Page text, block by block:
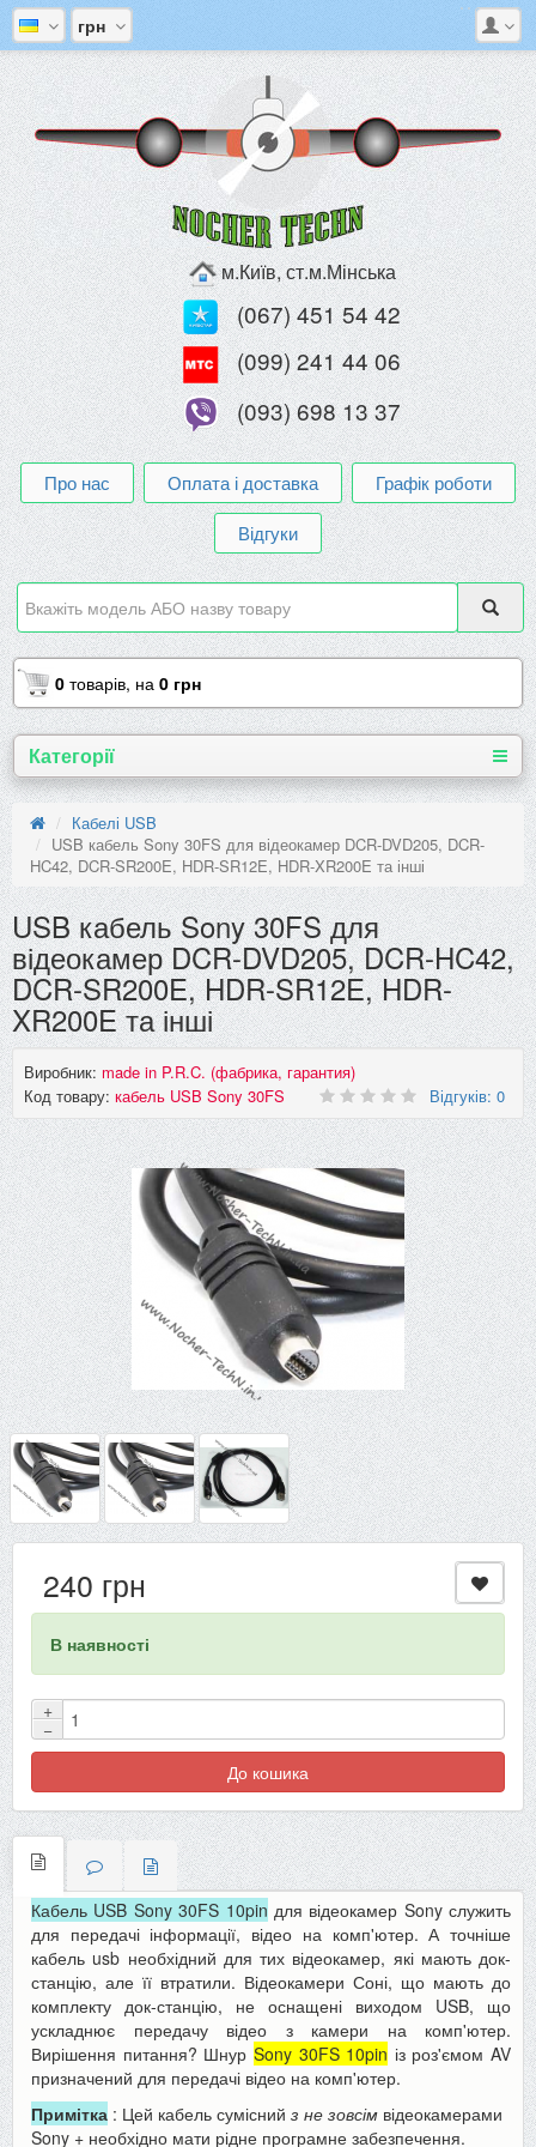
грн
м.Київ, ст.м.Мінська
(067) 451 54 42
(099) 241 44 06
(093) 698 13 37
Про нас Оплата і доставка
Графік роботи
Відгуки
0 товарів, на 0 грн
Категорії
Кабелі USB
USB кабель Sony 30FS для відеокамер DCR-DVD205, DCR-
HC42, DCR-SR200E, HDR-SR12E, HDR-XR200E та інші
USB кабель Sony 30FS для
відеокамер DCR-DVD205, DCR-HC42,
DCR-SR200E, HDR-SR12E, HDR-
XR200E та інші
Виробник: made in P.R.C. (фабрика, гарантия)
Код товару: кабель USB Sony 30FS Відгуків: 0
240 грн
В наявності
+
−
До кошика
Кабель USB Sony 30FS 10pin для відеокамер Sony служить
для передачі інформації, відео на комп'ютер. А точніше
кабель usb необхідний для тих відеокамер, які мають док-
станцію, але її втратили. Відеокамери Соні, що мають до
комплекту док-станцію, не оснащені виходом USB, що
ускладнює передачу відео з камери на комп'ютер.
Вирішення питання? Шнур Sony 30FS 10pin із роз'ємом AV
призначений для передачі відео на комп'ютер.
Примітка : Цей кабель сумісний з не зовсім відеокамерами
Sony + необхідно мати рідне програмне забезпечення.